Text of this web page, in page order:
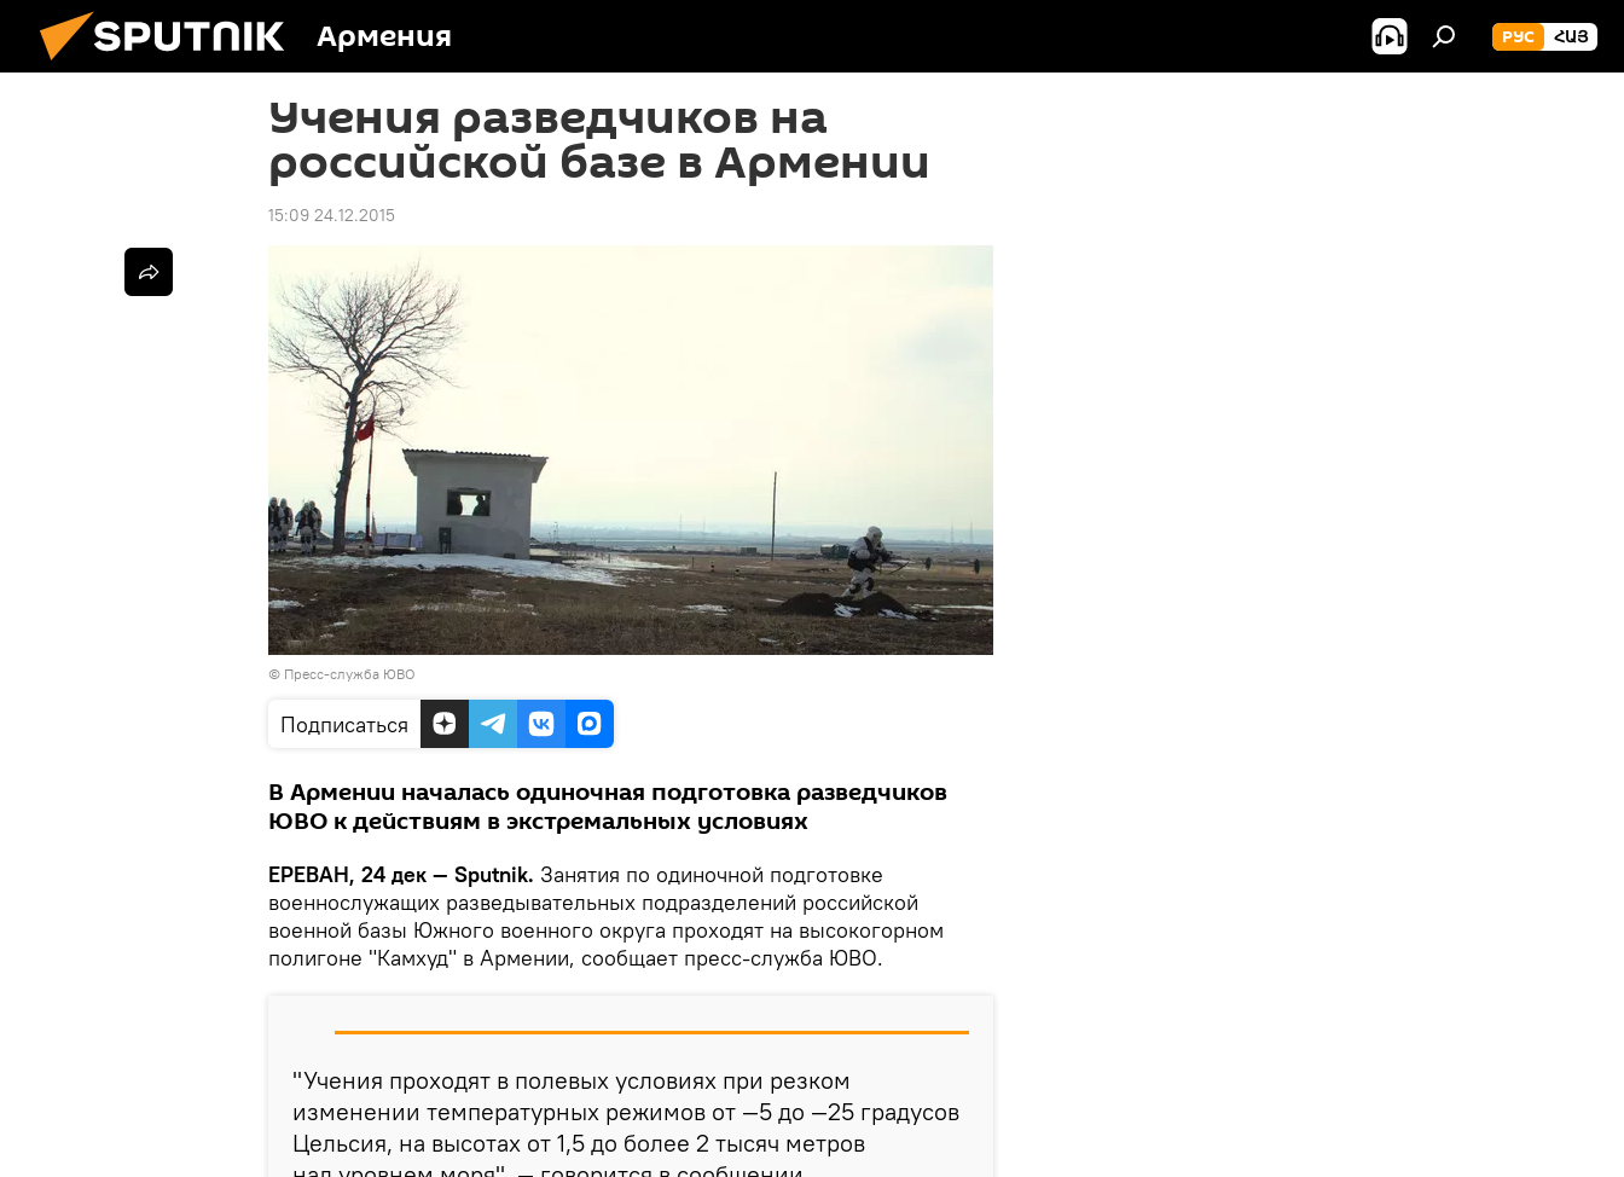
Армения РУС ՀԱՅ
Учения разведчиков на
российской базе в Армении
15:09 24.12.2015
© Пресс-служба ЮВО
Подписаться
В Армении началась одиночная подготовка разведчиков
ЮВО к действиям в экстремальных условиях
ЕРЕВАН, 24 дек — Sputnik. Занятия по одиночной подготовке
военнослужащих разведывательных подразделений российской
военной базы Южного военного округа проходят на высокогорном
полигоне "Камхуд" в Армении, сообщает пресс-служба ЮВО.
"Учения проходят в полевых условиях при резком
изменении температурных режимов от —5 до —25 градусов
Цельсия, на высотах от 1,5 до более 2 тысяч метров